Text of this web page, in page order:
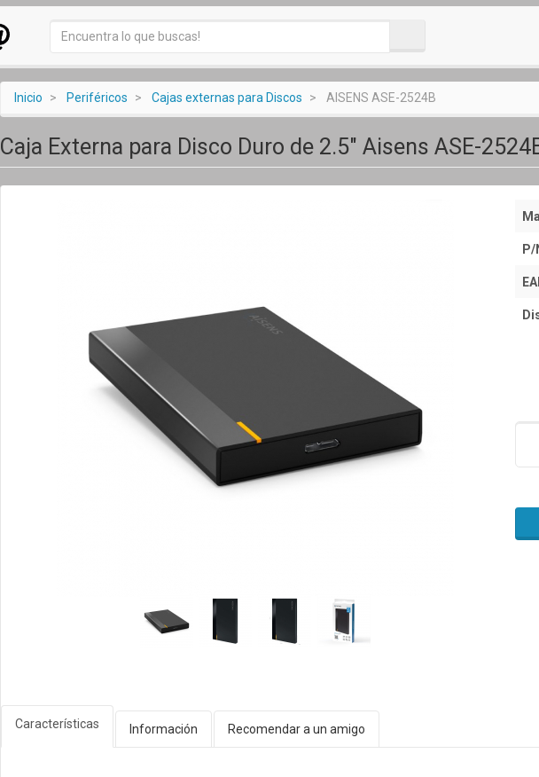
Inicio Periféricos Cajas externas para Discos AISENS ASE-2524B
Caja Externa para Disco Duro de 2.5" Aisens ASE-
P/
Características Información Recomendar a un amigo